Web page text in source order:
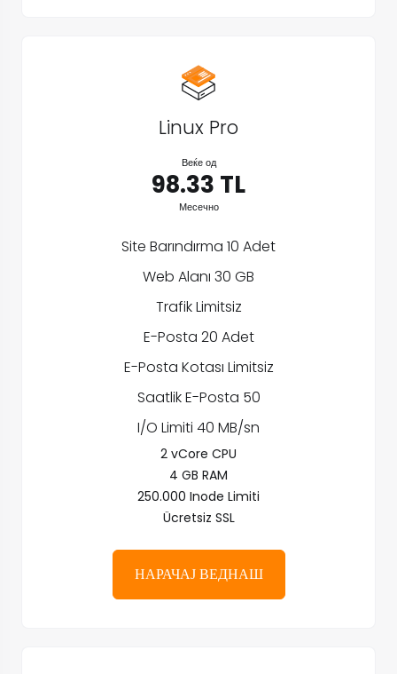
Linux Pro
Веќе од
98.33 TL
Месечно
Site Barındırma 10 Adet
Web Alanı 30 GB
Trafik Limitsiz
E-Posta 20 Adet
E-Posta Kotası Limitsiz
Saatlik E-Posta 50
I/O Limiti 40 MB/sn
2 vCore CPU
4 GB RAM
250.000 Inode Limiti
Ücretsiz SSL
НАРАЧАЈ ВЕДНАШ